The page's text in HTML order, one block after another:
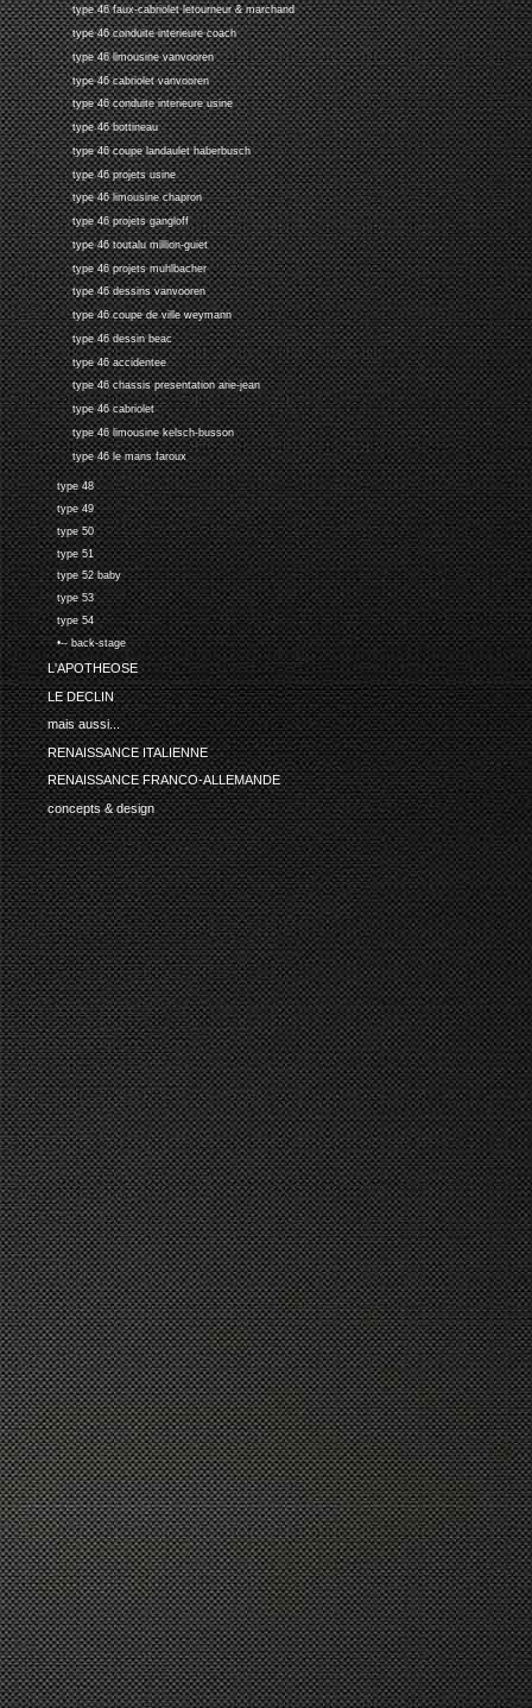
type 46 faux-cabriolet letourneur & marchand
type 46 conduite interieure coach
type 46 limousine vanvooren
type 46 cabriolet vanvooren
type 46 conduite interieure usine
type 46 bottineau
type 46 coupe landaulet haberbusch
type 46 projets usine
type 46 limousine chapron
type 46 projets gangloff
type 46 toutalu million-guiet
type 46 projets muhlbacher
type 46 dessins vanvooren
type 46 coupe de ville weymann
type 46 dessin beac
type 46 accidentee
type 46 chassis presentation arie-jean
type 46 cabriolet
type 46 limousine kelsch-busson
type 46 le mans faroux
type 48
type 49
type 50
type 51
type 52 baby
type 53
type 54
•-- back-stage
L'APOTHEOSE
LE DECLIN
mais aussi...
RENAISSANCE ITALIENNE
RENAISSANCE FRANCO-ALLEMANDE
concepts & design